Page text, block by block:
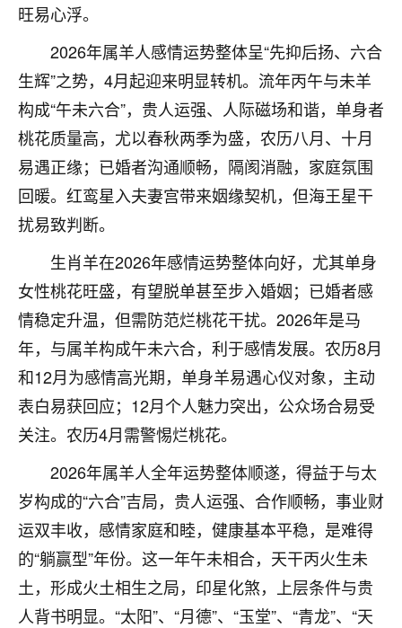
旺易心浮。
2026年属羊人感情运势整体呈“先抑后扬、六合
生辉”之势，4月起迎来明显转机。流年丙午与未羊
构成“午未六合”，贵人运强、人际磁场和谐，单身者
桃花质量高，尤以春秋两季为盛，农历八月、十月
易遇正缘；已婚者沟通顺畅，隔阂消融，家庭氛围
回暖。红鸾星入夫妻宫带来姻缘契机，但海王星干
扰易致判断。
生肖羊在2026年感情运势整体向好，尤其单身
女性桃花旺盛，有望脱单甚至步入婚姻；已婚者感
情稳定升温，但需防范烂桃花干扰。2026年是马
年，与属羊构成午未六合，利于感情发展。农历8月
和12月为感情高光期，单身羊易遇心仪对象，主动
表白易获回应；12月个人魅力突出，公众场合易受
关注。农历4月需警惕烂桃花。
2026年属羊人全年运势整体顺遂，得益于与太
岁构成的“六合”吉局，贵人运强、合作顺畅，事业财
运双丰收，感情家庭和睦，健康基本平稳，是难得
的“躺赢型”年份。这一年午未相合，天干丙火生未
土，形成火土相生之局，印星化煞，上层条件与贵
人背书明显。“太阳”、“月德”、“玉堂”、“青龙”、“天
鹿森
触，首先就是心态会变好，万般皆是命，半点
不由人！
1天前 来自四川 9
金白水清
我也想找老师看看，有没有人给个联系方式的啊？
鹿森：慧来老师微信：gjsy0624
1天前 来自江西 12
青春168
我也想要，我也想要！
2天前 来自山西 15
Jessica李
老师做不做超度法事？我想给我奶奶做超度，她今年
刚去世了。
七零老顽童：我母亲前年离世，刚开始我经常
做梦梦见她，后来也是朋友介绍，找到慧来老
师，安排了超度法事，做梦再也没有梦到过
了，一开始是半信半疑的，图个心安，给亡母
超度，现在看来，人不信也不行。
2天前 来自云南 11